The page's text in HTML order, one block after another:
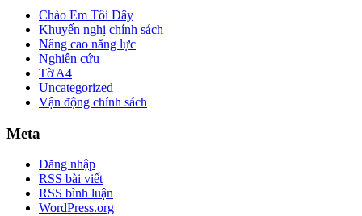
Chào Em Tôi Đây
Khuyến nghị chính sách
Nâng cao năng lực
Nghiên cứu
Tờ A4
Uncategorized
Vận động chính sách
Meta
Đăng nhập
RSS bài viết
RSS bình luận
WordPress.org